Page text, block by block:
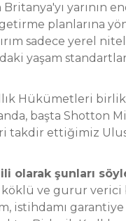
yarının
planlarına
sadece yerel
yaşam
Hükümetleri
başta Shotton
takdir ettiğimiz
olarak şunları
köklü ve gurur
istihdamı